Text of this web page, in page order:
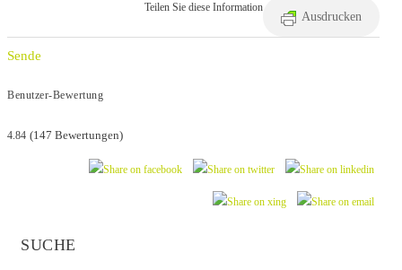
Ausdrucken
Sende
Benutzer-Bewertung
4.84 (147 Bewertungen)
Teilen Sie diese Information
SUCHE